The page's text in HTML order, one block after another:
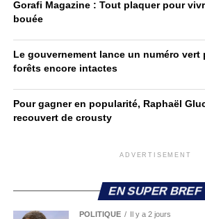
Gorafi Magazine : Tout plaquer pour
bouée
Le gouvernement lance un numéro vert
forêts encore intactes
Pour gagner en popularité, Raphaël
recouvert de crousty
ADVERTISEMENT
EN SUPER BREF
POLITIQUE Il y a 2 jours